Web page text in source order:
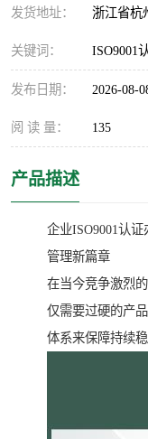
发货地址： 浙江省杭
关键词： ISO9001
发布日期： 2026-08-
阅 读 量： 135
产品描述
企业ISO9001认
管理新篇章
在当今竞争激烈
仅需要过硬的产
体系来保障持续稳
ISO27001信息安全